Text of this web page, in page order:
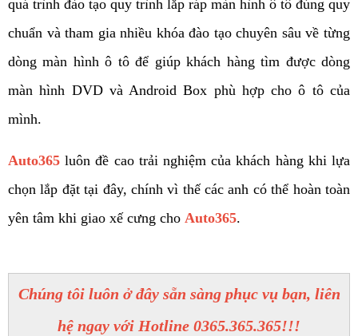
quá trình đào tạo quy trình lắp ráp màn hình ô tô đúng quy
chuẩn và tham gia nhiều khóa đào tạo chuyên sâu về từng
dòng màn hình ô tô để giúp khách hàng tìm được dòng
màn hình DVD và Android Box phù hợp cho ô tô của
mình.
Auto365 luôn đề cao trải nghiệm của khách hàng khi lựa
chọn lắp đặt tại đây, chính vì thế các anh có thể hoàn toàn
yên tâm khi giao xế cưng cho Auto365.
Chúng tôi luôn ở đây sẵn sàng phục vụ bạn, liên
hệ ngay với Hotline 0365.365.365!!!